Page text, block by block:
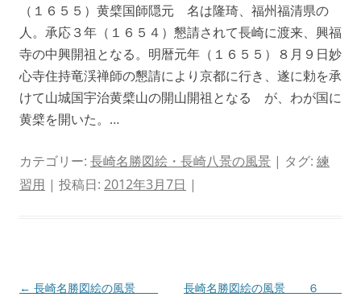
（１６５５）黄檗国師隠元 名は隆琦、福州福清県の
人。承応３年（１６５４）懇請されて長崎に渡来、興福
寺の中興開祖となる。明暦元年（１６５５）８月９日妙
心寺住持竜渓禅師の懇請により京都に行き、遂に勅を承
けて山城国宇治黄檗山の開山開祖となる が、わが国に
黄檗を開いた。…
カテゴリー: 長崎名勝図絵・長崎八景の風景 | タグ: 練
習用 | 投稿日: 2012年3月7日 |
投
← 長崎名勝図絵の風景
長崎名勝図絵の風景 ６